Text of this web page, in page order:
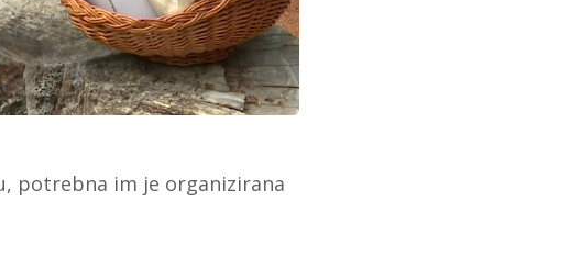
potrebna im je organizirana